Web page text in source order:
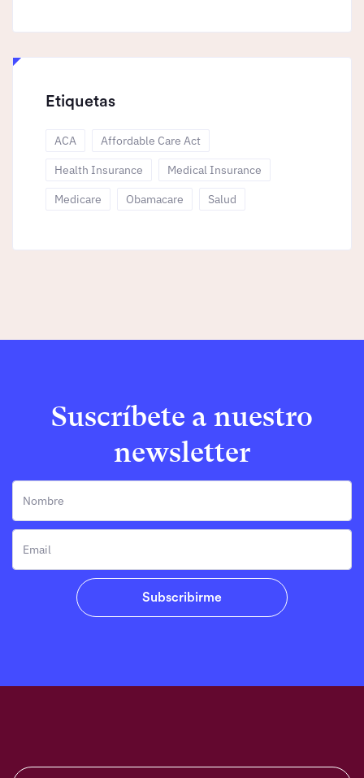
Etiquetas
ACA
Affordable Care Act
Health Insurance
Medical Insurance
Medicare
Obamacare Salud
Suscríbete a nuestro
newsletter